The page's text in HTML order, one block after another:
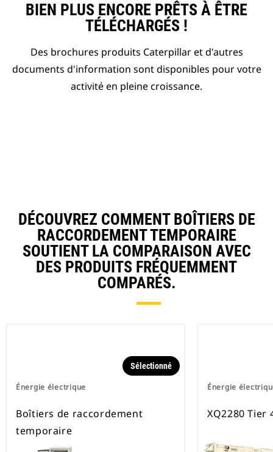
BIEN PLUS ENCORE PRÊTS À ÊTRE
TÉLÉCHARGÉS !
Des brochures produits Caterpillar et d'autres
documents d'information sont disponibles pour votre
activité en pleine croissance.
DÉCOUVREZ COMMENT BOÎTIERS DE
RACCORDEMENT TEMPORAIRE
SOUTIENT LA COMPARAISON AVEC
DES PRODUITS FRÉQUEMMENT
COMPARÉS.
Énergie électrique
Sélectionné
Boîtiers de raccordement
temporaire
Énergie
XQ2280 Tier